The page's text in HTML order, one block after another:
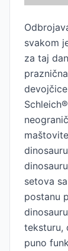
svakom
za taj
setova
postanu
teksturu,
puno